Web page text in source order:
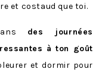
et costaud que toi.
des journées
à ton goût
et dormir pour